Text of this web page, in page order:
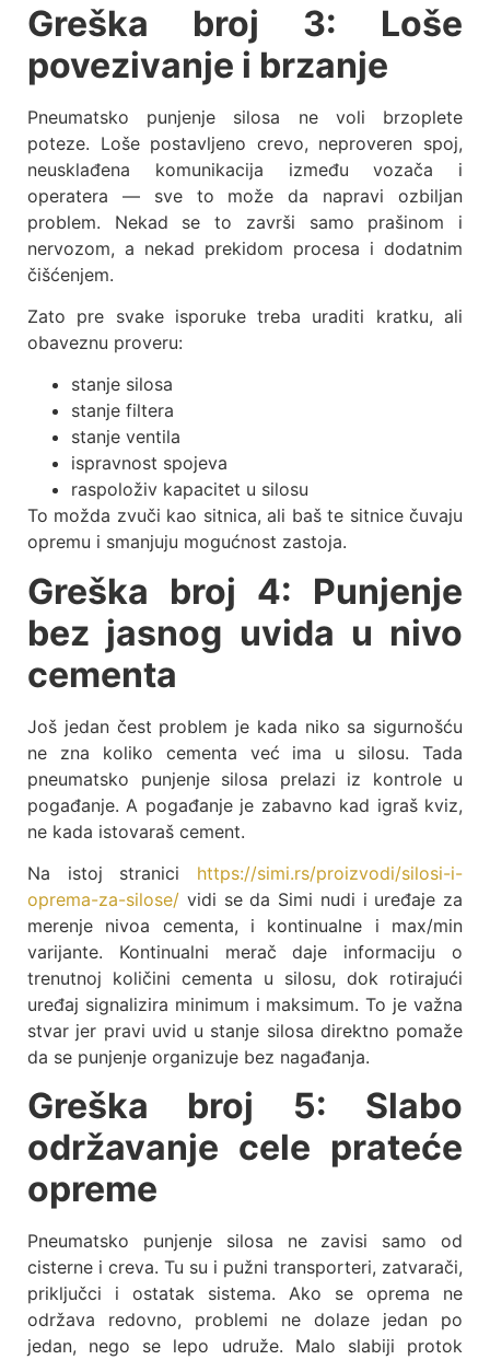
Greška broj 3: Loše
povezivanje i brzanje
Pneumatsko punjenje silosa ne voli brzoplete
poteze. Loše postavljeno crevo, neproveren spoj,
neusklađena komunikacija između vozača i
operatera — sve to može da napravi ozbiljan
problem. Nekad se to završi samo prašinom i
nervozom, a nekad prekidom procesa i dodatnim
čišćenjem.
Zato pre svake isporuke treba uraditi kratku, ali
obaveznu proveru:
stanje silosa
stanje filtera
stanje ventila
ispravnost spojeva
raspoloživ kapacitet u silosu
To možda zvuči kao sitnica, ali baš te sitnice čuvaju
opremu i smanjuju mogućnost zastoja.
Greška broj 4: Punjenje
bez jasnog uvida u nivo
cementa
Još jedan čest problem je kada niko sa sigurnošću
ne zna koliko cementa već ima u silosu. Tada
pneumatsko punjenje silosa prelazi iz kontrole u
pogađanje. A pogađanje je zabavno kad igraš kviz,
ne kada istovaraš cement.
Na istoj stranici
https://simi.rs/proizvodi/silosi-i-
oprema-za-silose/ vidi se da Simi nudi i uređaje za
merenje nivoa cementa, i kontinualne i max/min
varijante. Kontinualni merač daje informaciju o
trenutnoj količini cementa u silosu, dok rotirajući
uređaj signalizira minimum i maksimum. To je važna
stvar jer pravi uvid u stanje silosa direktno pomaže
da se punjenje organizuje bez nagađanja.
Greška broj 5: Slabo
održavanje cele prateće
opreme
Pneumatsko punjenje silosa ne zavisi samo od
cisterne i creva. Tu su i pužni transporteri, zatvarači,
priključci i ostatak sistema. Ako se oprema ne
održava redovno, problemi ne dolaze jedan po
jedan, nego se lepo udruže. Malo slabiji protok